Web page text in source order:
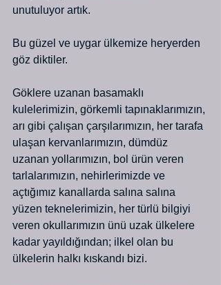
unutuluyor artık.
Bu güzel ve uygar ülkemize heryerden
göz diktiler.
Göklere uzanan basamaklı
kulelerimizin, görkemli tapınaklarımızın,
arı gibi çalışan çarşılarımızın, her tarafa
ulaşan kervanlarımızın, dümdüz
uzanan yollarımızın, bol ürün veren
tarlalarımızın, nehirlerimizde ve
açtığımız kanallarda salına salına
yüzen teknelerimizin, her türlü bilgiyi
veren okullarımızın ünü uzak ülkelere
kadar yayıldığından; ilkel olan bu
ülkelerin halkı kıskandı bizi.